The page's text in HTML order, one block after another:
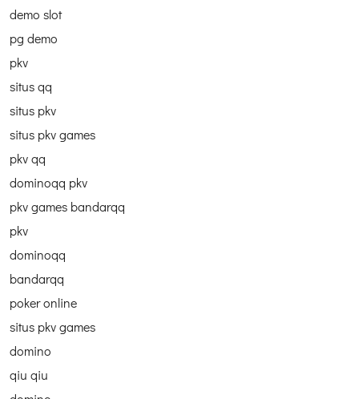
demo slot
pg demo
pkv
situs qq
situs pkv
situs pkv games
pkv qq
dominoqq pkv
pkv games bandarqq
pkv
dominoqq
bandarqq
poker online
situs pkv games
domino
qiu qiu